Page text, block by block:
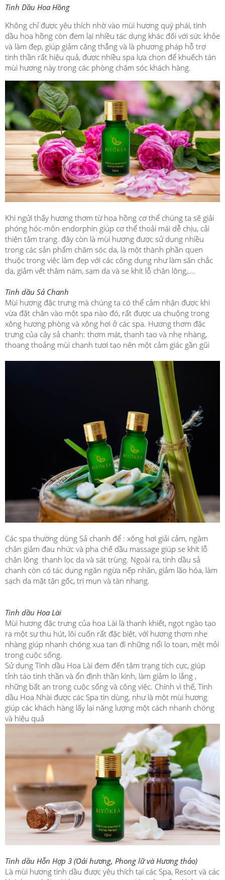
Tinh Dầu Hoa Hồng
Không chỉ được yêu thích nhờ vào mùi hương quý phái, tinh
dầu hoa hồng còn đem lại nhiều tác dụng khác đối với sức khỏe
và làm đẹp, giúp giảm căng thẳng và là phương pháp hỗ trợ
tinh thần rất hiệu quả, được nhiều spa lựa chọn để khuếch tán
mùi hương này trong các phòng chăm sóc khách hàng.
Khi ngửi thấy hương thơm từ hoa hồng cơ thể chúng ta sẽ giải
phóng hóc-môn endorphin giúp cơ thể thoải mái dễ chịu, cải
thiện tâm trạng. đây còn là mùi hương được sử dụng nhiều
trong các sản phẩm chăm sóc da, là một thành phần quen
thuộc trong việc làm đẹp với các công dụng như làm săn chắc
da, giảm vết thâm nám, sạm da và se khít lỗ chân lông,….
Tinh dầu Sả Chanh
Mùi hương đặc trưng mà chúng ta có thể cảm nhận được khi
vừa đặt chân vào một spa nào đó, rất được ưa chuộng trong
xông hương phòng và xông hơi ở các spa. Hương thơm đặc
trưng của cây sả chanh: thơm mát, thanh tao và nhẹ nhàng,
thoang thoảng mùi chanh tươi tạo nên một cảm giác gần gũi
Các spa thường dùng Sả chanh để : xông hơi giải cảm, ngâm
chân giảm đau nhức và pha chế dầu massage giúp se khít lỗ
chân lông thanh lọc da và sát trùng. Ngoài ra, tinh dầu sả
chanh còn có tác dụng ngăn ngừa nếp nhăn, giảm lão hóa, làm
sạch da mặt tận gốc, trị mụn và tàn nhang.
Tinh dầu Hoa Lài
Mùi hương đặc trưng của hoa Lài là thanh khiết, ngọt ngào tạo
ra một sự thu hút, lôi cuốn rất đặc biệt, với hương thơm nhẹ
nhàng giúp nhanh chóng xua tan đi những nổi lo toan, mệt mỏi
trong cuộc sống.
Sử dụng Tinh dầu Hoa Lài đem đến tâm trạng tích cực, giúp
tỉnh táo tinh thần và ổn định thần kinh, làm giảm lo lắng ,
những bất an trong cuộc sống và công việc. Chính vì thế, Tinh
dầu Hoa Nhài được các Spa tin dùng, như là một mùi hương
giúp các khách hàng lấy lại năng lượng một cách nhanh chóng
và hiệu quả
Tinh dầu Hỗn Hợp 3 (Oải hương, Phong lữ và Hương thảo)
Là mùi hương tinh dầu được yêu thích tại các Spa, Resort và các